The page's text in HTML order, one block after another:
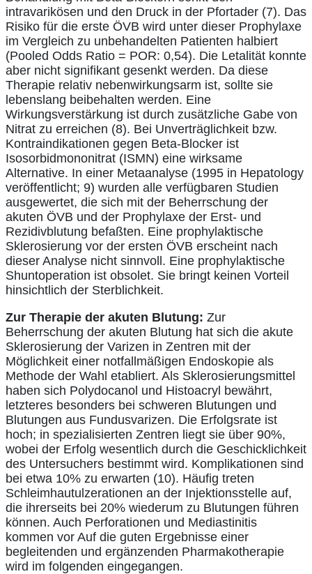
intravarikösen und den Druck in der Pfortader (7). Das
Risiko für die erste ÖVB wird unter dieser Prophylaxe
im Vergleich zu unbehandelten Patienten halbiert
(Pooled Odds Ratio = POR: 0,54). Die Letalität konnte
aber nicht signifikant gesenkt werden. Da diese
Therapie relativ nebenwirkungsarm ist, sollte sie
lebenslang beibehalten werden. Eine
Wirkungsverstärkung ist durch zusätzliche Gabe von
Nitrat zu erreichen (8). Bei Unverträglichkeit bzw.
Kontraindikationen gegen Beta-Blocker ist
Isosorbidmononitrat (ISMN) eine wirksame
Alternative. In einer Metaanalyse (1995 in Hepatology
veröffentlicht; 9) wurden alle verfügbaren Studien
ausgewertet, die sich mit der Beherrschung der
akuten ÖVB und der Prophylaxe der Erst- und
Rezidivblutung befaßten. Eine prophylaktische
Sklerosierung vor der ersten ÖVB erscheint nach
dieser Analyse nicht sinnvoll. Eine prophylaktische
Shuntoperation ist obsolet. Sie bringt keinen Vorteil
hinsichtlich der Sterblichkeit.
Zur Therapie der akuten Blutung: Zur
Beherrschung der akuten Blutung hat sich die akute
Sklerosierung der Varizen in Zentren mit der
Möglichkeit einer notfallmäßigen Endoskopie als
Methode der Wahl etabliert. Als Sklerosierungsmittel
haben sich Polydocanol und Histoacryl bewährt,
letzteres besonders bei schweren Blutungen und
Blutungen aus Fundusvarizen. Die Erfolgsrate ist
hoch; in spezialisierten Zentren liegt sie über 90%,
wobei der Erfolg wesentlich durch die Geschicklichkeit
des Untersuchers bestimmt wird. Komplikationen sind
bei etwa 10% zu erwarten (10). Häufig treten
Schleimhautulzerationen an der Injektionsstelle auf,
die ihrerseits bei 20% wiederum zu Blutungen führen
können. Auch Perforationen und Mediastinitis
kommen vor Auf die guten Ergebnisse einer
begleitenden und ergänzenden Pharmakotherapie
wird im folgenden eingegangen.